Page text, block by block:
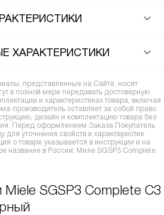
ХАРАКТЕРИСТИКИ
представленные на Сайте, носят
в полной мере передавать достоверную
и характеристиках товара, включая
производитель оставляет за собой право
дизайн и комплектацию товара без
Перед оформлением Заказа Покупатель
для уточнения свойств и характеристик
о товаре указывается в инструкции и на
название в России: Миле SGSP3 Complete
SGSP3 Complete C3